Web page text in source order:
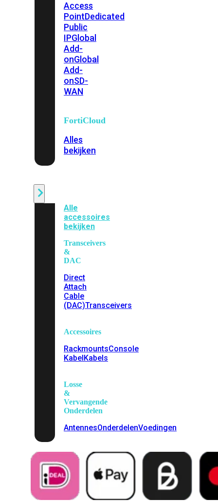
Access
PointDedicated
Public
IPGlobal
Add-
onGlobal
Add-
onSD-
WAN
FortiCloud
Alles
bekijken
Alle
accessoires
bekijken
Transceivers
&
DAC
Direct
Attach
Cable
(DAC)Transceivers
Accessoires
RackmountsConsole
KabelKabels
Losse
&
Vervangende
Onderdelen
AntennesOnderdelenVoedingen